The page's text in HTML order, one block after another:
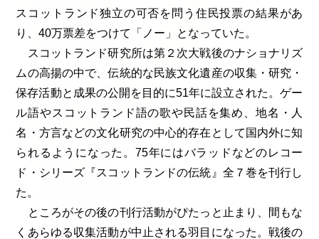
スコットランド独立の可否を問う住民投票の結果があ
り、40万票差をつけて「ノー」となっていた。
スコットランド研究所は第２次大戦後のナショナリズ
ムの高揚の中で、伝統的な民族文化遺産の収集・研究・
保存活動と成果の公開を目的に51年に設立された。ゲー
ル語やスコットランド語の歌や民話を集め、地名・人
名・方言などの文化研究の中心的存在として国内外に知
られるようになった。75年にはバラッドなどのレコー
ド・シリーズ『スコットランドの伝統』全７巻を刊行し
た。
ところがその後の刊行活動がぴたっと止まり、間もな
くあらゆる収集活動が中止される羽目になった。戦後の